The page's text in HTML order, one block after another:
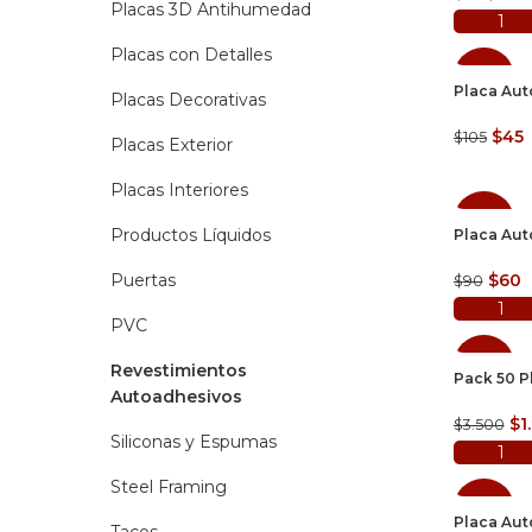
era:
SOLD
Placa
$105 El
era:
$45El
Placa
$90 El
era:
$60El
Pack 50
$3.500 El
era:
$
Placa
Placas 3D Antihumedad
Placas con Detalles
Placas Decorativas
Placas Exterior
Placas Interiores
Productos Líquidos
Puertas
PVC
Revestimientos
Autoadhesivos
Siliconas y Espumas
Steel Framing